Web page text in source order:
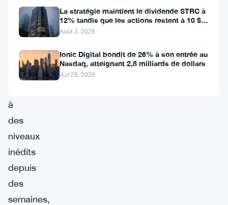
les
rendements
les
grandes
à
des
niveaux
inédits
depuis
des
semaines,
La stratégie maintient le dividende STRC à
12% tandis que les actions restent à 10 $
sous la valeur nominale
Août 3, 2026
Ionic Digital bondit de 26% à son entrée au
Nasdaq, atteignant 2,8 milliards de dollars
Juil 29, 2026